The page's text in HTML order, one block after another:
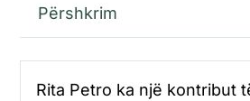
Përshkrim
Rita Petro ka një kontribut